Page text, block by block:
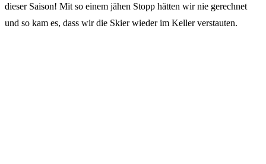
dieser Saison! Mit so einem jähen Stopp hätten wir nie gerechnet
und so kam es, dass wir die Skier wieder im Keller verstauten.